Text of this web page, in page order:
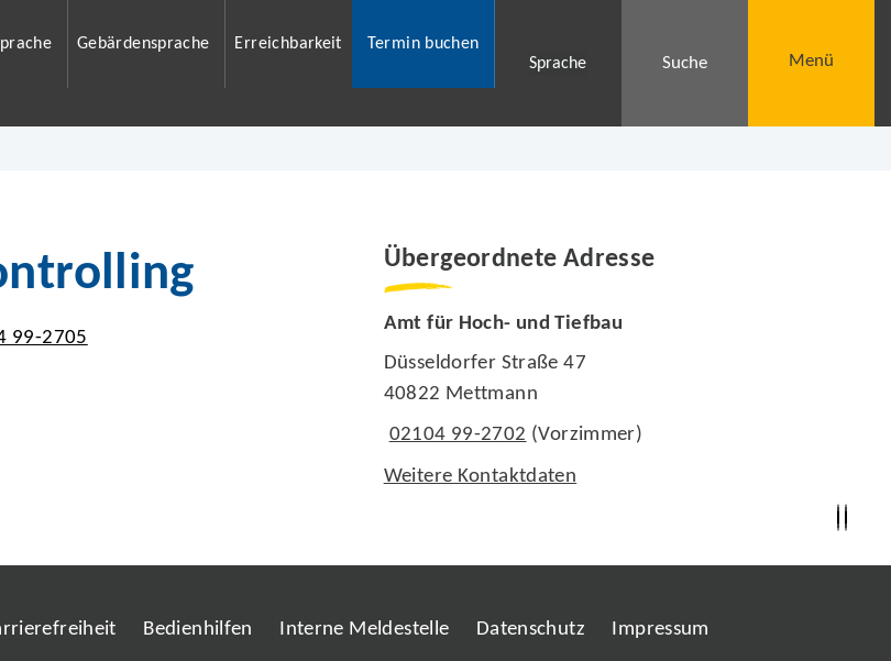
Gebärdensprache Erreichbarkeit
Termin buchen
Sprache
Suche Menü
99-2705
Übergeordnete Adresse
Amt für Hoch- und Tiefbau
Düsseldorfer Straße 47
40822 Mettmann
02104 99-2702 (Vorzimmer)
Weitere Kontaktdaten
Bedienhilfen Interne Meldestelle Datenschutz Impressum